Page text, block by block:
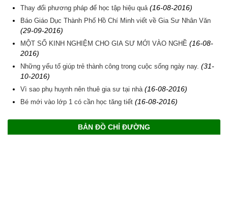
Thay đổi phương pháp để học tập hiệu quả(16-08-2016)
Báo Giáo Dục Thành Phố Hồ Chí Minh viết về Gia Sư Nhân Văn
(29-09-2016)
MỘT SỐ KINH NGHIỆM CHO GIA SƯ MỚI VÀO NGHỀ (16-08-
2016)
Những yếu tố giúp trẻ thành công trong cuộc sống ngày nay. (31-
10-2016)
Vì sao phụ huynh nên thuê gia sư tại nhà(16-08-2016)
Bé mới vào lớp 1 có cần học tăng tiết (16-08-2016)
BẢN ĐỒ CHỈ ĐƯỜNG